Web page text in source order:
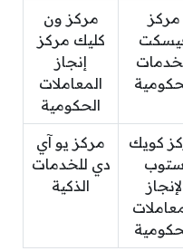
مركز
مركز ون
كليك مركز
إنجاز
المعاملات
الحكومية
كويك
ستوب
لإنجاز
مركز يو آي
دي للخدمات
الذكية